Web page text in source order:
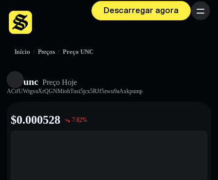
Descarregar agora Menu
Início / Preços / Preço UNC
unc Preço Hoje
ACtfUWtgvaXrQGNMiohTusi5jcx5RJf5zwu9aAxkpump
$0.000528 7.82%